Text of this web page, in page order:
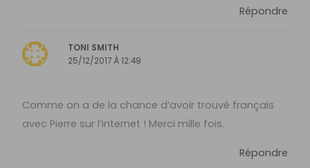
Répondre
TONI SMITH
25/12/2017 À 12:49
Comme on a de la chance d’avoir trouvé français
avec Pierre sur l’internet ! Merci mille fois.
Répondre